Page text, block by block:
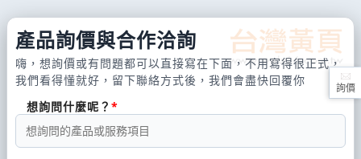
產品詢價與合作洽詢
嗨，想詢價或有問題都可以直接寫在下面，不用寫得很正式，
我們看得懂就好，留下聯絡方式後，我們會盡快回覆你
想詢問什麼呢？
詢價